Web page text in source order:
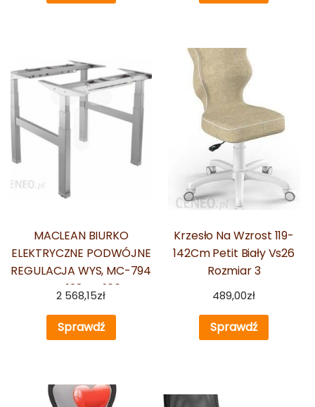
MACLEAN BIURKO
ELEKTRYCZNE PODWÓJNE
REGULACJA WYS, MC-794
MAX WYS 128CM 100 KG –
BEZ BLATU DO PRACY
STOJĄCO SIEDZĄCEJ
(2CZĘ? MC-
2 568,15zł
Sprawdź
Krzesło Na Wzrost 119-
142Cm Petit Biały Vs26
Rozmiar 3
489,00zł
Sprawdź